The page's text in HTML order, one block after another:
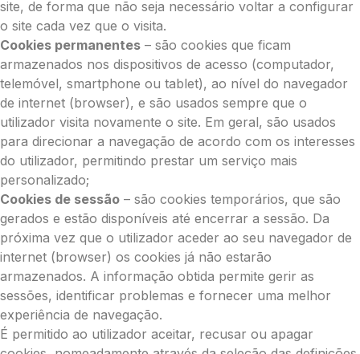
site, de forma que não seja necessário voltar a configurar
o site cada vez que o visita.
Cookies permanentes – são cookies que ficam
armazenados nos dispositivos de acesso (computador,
telemóvel, smartphone ou tablet), ao nível do navegador
de internet (browser), e são usados sempre que o
utilizador visita novamente o site. Em geral, são usados
para direcionar a navegação de acordo com os interesses
do utilizador, permitindo prestar um serviço mais
personalizado;
Cookies de sessão – são cookies temporários, que são
gerados e estão disponíveis até encerrar a sessão. Da
próxima vez que o utilizador aceder ao seu navegador de
internet (browser) os cookies já não estarão
armazenados. A informação obtida permite gerir as
sessões, identificar problemas e fornecer uma melhor
experiência de navegação.
É permitido ao utilizador aceitar, recusar ou apagar